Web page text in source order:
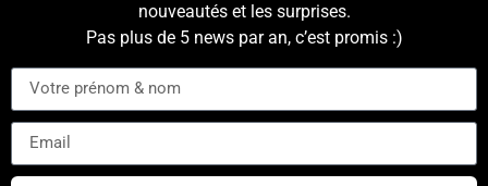
nouveautés et les surprises.
Pas plus de 5 news par an, c’est promis :)